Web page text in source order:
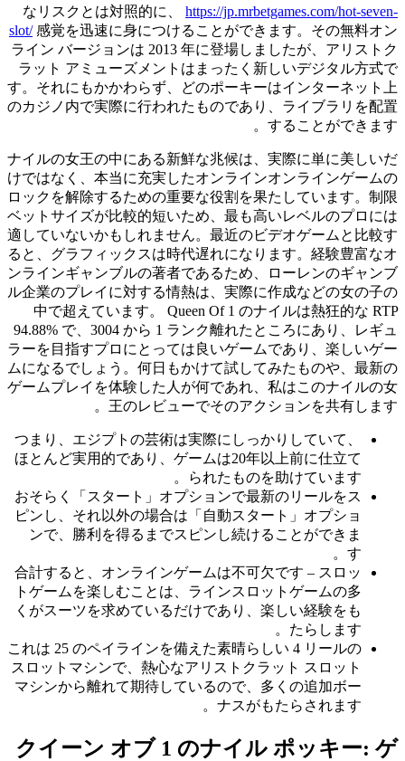
なリスクとは対照的に、 https://jp.mrbetgames.com/hot-seven-
slot/感覚を迅速に身につけることができます。その無料オン
ライン バージョンは 2013 年に登場しましたが、アリストク
ラット アミューズメントはまったく新しいデジタル方式で
す。それにもかかわらず、どのポーキーはインターネット上
のカジノ内で実際に行われたものであり、ライブラリを配置
することができます。
ナイルの女王の中にある新鮮な兆候は、実際に単に美しいだ
けではなく、本当に充実したオンラインオンラインゲームの
ロックを解除するための重要な役割を果たしています。制限
ベットサイズが比較的短いため、最も高いレベルのプロには
適していないかもしれません。最近のビデオゲームと比較す
ると、グラフィックスは時代遅れになります。経験豊富なオ
ンラインギャンブルの著者であるため、ローレンのギャンブ
ル企業のプレイに対する情熱は、実際に作成などの女の子の
中で超えています。 Queen Of 1 のナイルは熱狂的な RTP
94.88% で、3004 から 1 ランク離れたところにあり、レギュ
ラーを目指すプロにとっては良いゲームであり、楽しいゲー
ムになるでしょう。何日もかけて試してみたものや、最新の
ゲームプレイを体験した人が何であれ、私はこのナイルの女
王のレビューでそのアクションを共有します。
つまり、エジプトの芸術は実際にしっかりしていて、
ほとんど実用的であり、ゲームは20年以上前に仕立て
られたものを助けています。
おそらく「スタート」オプションで最新のリールをス
ピンし、それ以外の場合は「自動スタート」オプショ
ンで、勝利を得るまでスピンし続けることができま
す。
合計すると、オンラインゲームは不可欠です – スロッ
トゲームを楽しむことは、ラインスロットゲームの多
くがスーツを求めているだけであり、楽しい経験をも
たらします。
これは 25 のペイラインを備えた素晴らしい 4 リールの
スロットマシンで、熱心なアリストクラット スロット
マシンから離れて期待しているので、多くの追加ボー
ナスがもたらされます。
クイーン オブ 1 のナイル ポッキー: ゲ